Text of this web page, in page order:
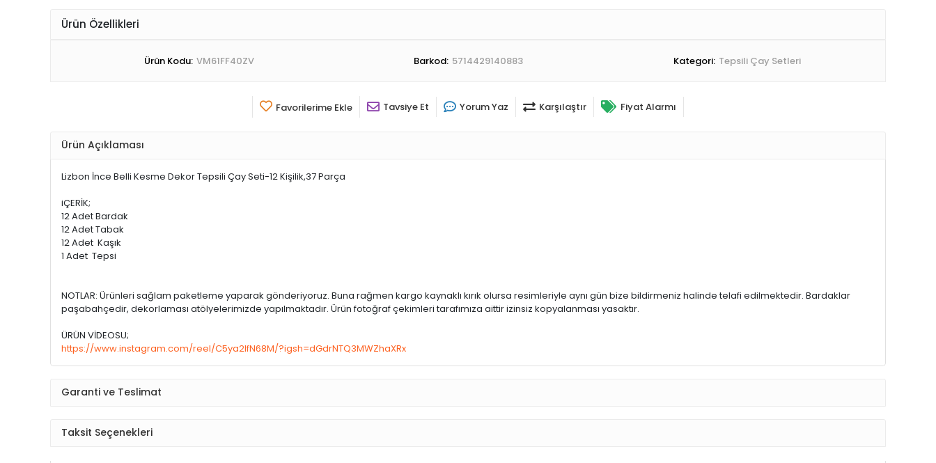
Ürün Özellikleri
Ürün Kodu: VM61FF40ZV Barkod: 5714429140883 Kategori: Tepsili Çay Setleri
Favorilerime Ekle Tavsiye Et Yorum Yaz Karşılaştır Fiyat Alarmı
Ürün Açıklaması
Lizbon İnce Belli Kesme Dekor Tepsili Çay Seti-12 Kişilik,37 Parça
iÇERİK;
12 Adet Bardak
12 Adet Tabak
12 Adet Kaşık
1 Adet Tepsi
NOTLAR: Ürünleri sağlam paketleme yaparak gönderiyoruz. Buna rağmen kargo kaynaklı kırık olursa resimleriyle aynı gün bize bildirmeniz halinde telafi edilmektedir. Bardaklar
paşabahçedir, dekorlaması atölyelerimizde yapılmaktadır. Ürün fotoğraf çekimleri tarafımıza aittir izinsiz kopyalanması yasaktır.
ÜRÜN VİDEOSU;
https://www.instagram.com/reel/C5ya2IfN68M/?igsh=dGdrNTQ3MWZhaXRx
Garanti ve Teslimat
Taksit Seçenekleri